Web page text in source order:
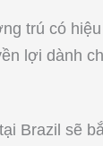
trú có
lợi dành
Brazil sẽ